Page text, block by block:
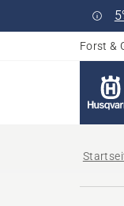
Forst &